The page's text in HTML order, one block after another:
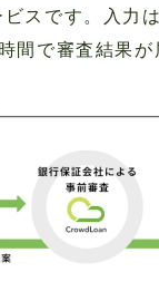
スです。入力
間で審査結果が